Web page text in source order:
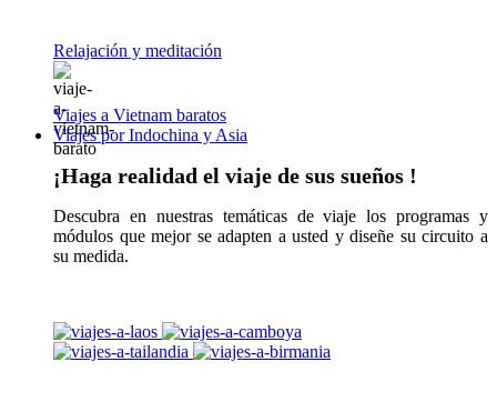
Relajación y meditación
Viajes a Vietnam baratos
Viajes por Indochina y Asia
¡Haga realidad el viaje de sus sueños !
Descubra en nuestras temáticas de viaje los programas y
módulos que mejor se adapten a usted y diseñe su circuito a
su medida.